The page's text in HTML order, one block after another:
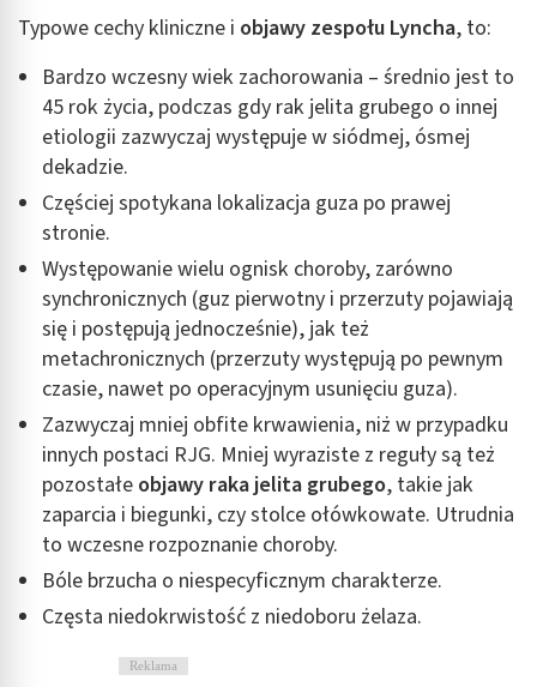
Typowe cechy kliniczne i objawy zespołu Lyncha, to:
Bardzo wczesny wiek zachorowania – średnio jest to
45 rok życia, podczas gdy rak jelita grubego o innej
etiologii zazwyczaj występuje w siódmej, ósmej
dekadzie.
Częściej spotykana lokalizacja guza po prawej
stronie.
Występowanie wielu ognisk choroby, zarówno
synchronicznych (guz pierwotny i przerzuty pojawiają
się i postępują jednocześnie), jak też
metachronicznych (przerzuty występują po pewnym
czasie, nawet po operacyjnym usunięciu guza).
Zazwyczaj mniej obfite krwawienia, niż w przypadku
innych postaci RJG. Mniej wyraziste z reguły są też
pozostałe objawy raka jelita grubego, takie jak
zaparcia i biegunki, czy stolce ołówkowate. Utrudnia
to wczesne rozpoznanie choroby.
Bóle brzucha o niespecyficznym charakterze.
Częsta niedokrwistość z niedoboru żelaza.
Reklama